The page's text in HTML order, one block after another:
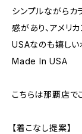
シンプルながらカ
感があり、アメリ
USAなのも嬉しい
Made In USA
こちらは那覇店で
【着こなし提案】